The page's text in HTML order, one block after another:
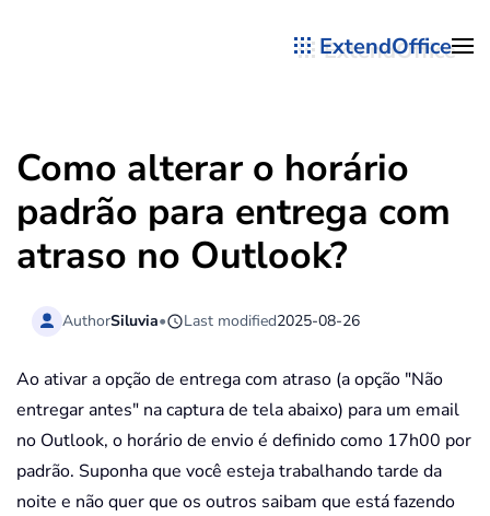
ExtendOffice
Como alterar o horário
padrão para entrega com
atraso no Outlook?
AuthorSiluvia• Last modified2025-08-26
Ao ativar a opção de entrega com atraso (a opção "Não
entregar antes" na captura de tela abaixo) para um email
no Outlook, o horário de envio é definido como 17h00 por
padrão. Suponha que você esteja trabalhando tarde da
noite e não quer que os outros saibam que está fazendo